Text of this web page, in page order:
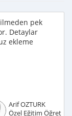
pek
Detaylar
ekleme
Arif OZTURK
Özel Eğitim